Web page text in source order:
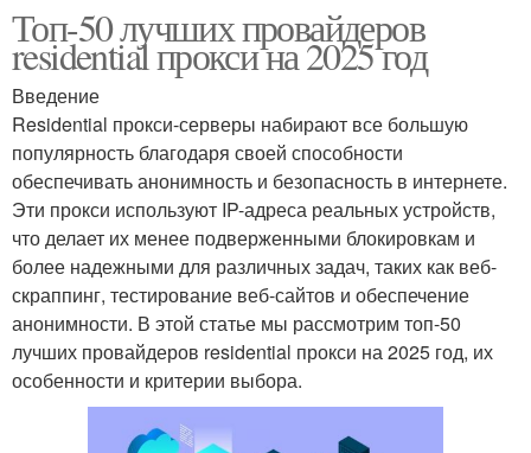
Топ-50 лучших провайдеров
residential прокси на 2025 год
Введение
Residential прокси-серверы набирают все большую
популярность благодаря своей способности
обеспечивать анонимность и безопасность в интернете.
Эти прокси используют IP-адреса реальных устройств,
что делает их менее подверженными блокировкам и
более надежными для различных задач, таких как веб-
скраппинг, тестирование веб-сайтов и обеспечение
анонимности. В этой статье мы рассмотрим топ-50
лучших провайдеров residential прокси на 2025 год, их
особенности и критерии выбора.